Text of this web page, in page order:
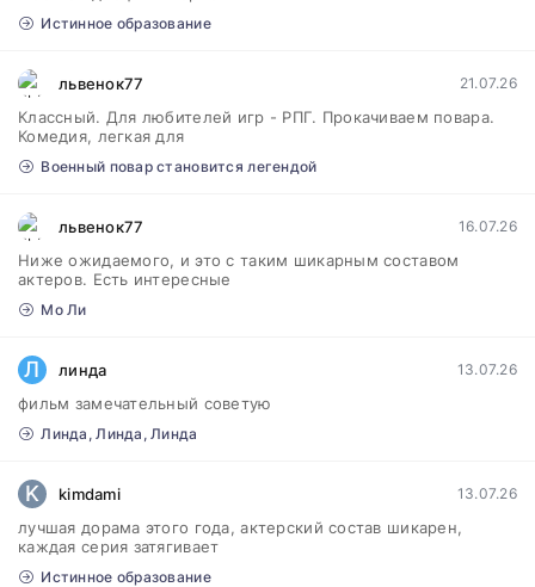
Истинное образование
львенок77 21.07.26
Классный. Для любителей игр - РПГ. Прокачиваем повара.
Комедия, легкая для
Военный повар становится легендой
львенок77 16.07.26
Ниже ожидаемого, и это с таким шикарным составом
актеров. Есть интересные
Мо Ли
Л линда 13.07.26
фильм замечательный советую
Линда, Линда, Линда
K kimdami 13.07.26
лучшая дорама этого года, актерский состав шикарен,
каждая серия затягивает
Истинное образование